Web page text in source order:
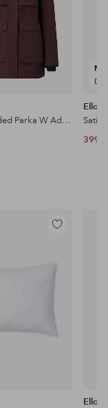
Parkas Padded Parka W Adjustable Waist
Ellos
399
Lägg
favoriter
Ellos